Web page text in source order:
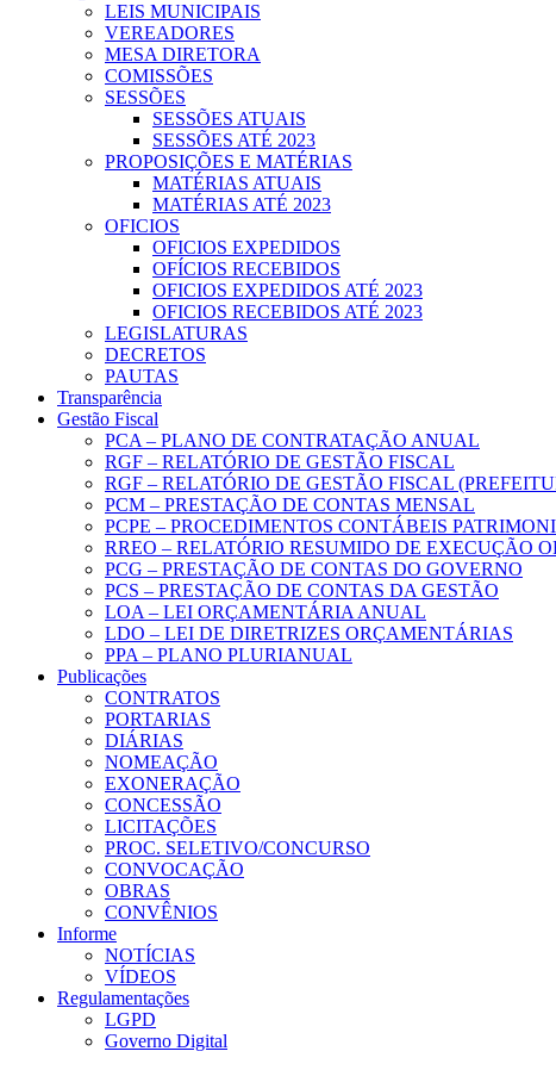
LEIS MUNICIPAIS
VEREADORES
MESA DIRETORA
COMISSÕES
SESSÕES
SESSÕES ATUAIS
SESSÕES ATÉ 2023
PROPOSIÇÕES E MATÉRIAS
MATÉRIAS ATUAIS
MATÉRIAS ATÉ 2023
OFICIOS
OFICIOS EXPEDIDOS
OFÍCIOS RECEBIDOS
OFICIOS EXPEDIDOS ATÉ 2023
OFICIOS RECEBIDOS ATÉ 2023
LEGISLATURAS
DECRETOS
PAUTAS
Transparência
Gestão Fiscal
PCA – PLANO DE CONTRATAÇÃO ANUAL
RGF – RELATÓRIO DE GESTÃO FISCAL
RGF – RELATÓRIO DE GESTÃO FISCAL
PCM – PRESTAÇÃO DE CONTAS MENSAL
PCPE – PROCEDIMENTOS CONTÁBEIS
RREO – RELATÓRIO RESUMIDO DE EXECUÇÃO
PCG – PRESTAÇÃO DE CONTAS DO GOVERNO
PCS – PRESTAÇÃO DE CONTAS DA GESTÃO
LOA – LEI ORÇAMENTÁRIA ANUAL
LDO – LEI DE DIRETRIZES ORÇAMENTÁRIAS
PPA – PLANO PLURIANUAL
Publicações
CONTRATOS
PORTARIAS
DIÁRIAS
NOMEAÇÃO
EXONERAÇÃO
CONCESSÃO
LICITAÇÕES
PROC. SELETIVO/CONCURSO
CONVOCAÇÃO
OBRAS
CONVÊNIOS
Informe
NOTÍCIAS
VÍDEOS
Regulamentações
LGPD
Governo Digital